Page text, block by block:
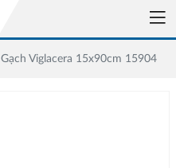
Gạch Viglacera 15x90cm 15904